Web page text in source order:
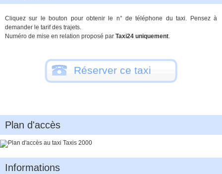
Cliquez sur le bouton pour obtenir le n° de téléphone du taxi. Pensez à
demander le tarif des trajets.
Numéro de mise en relation proposé par Taxi24 uniquement.
Réserver ce taxi
Plan d'accès
Informations